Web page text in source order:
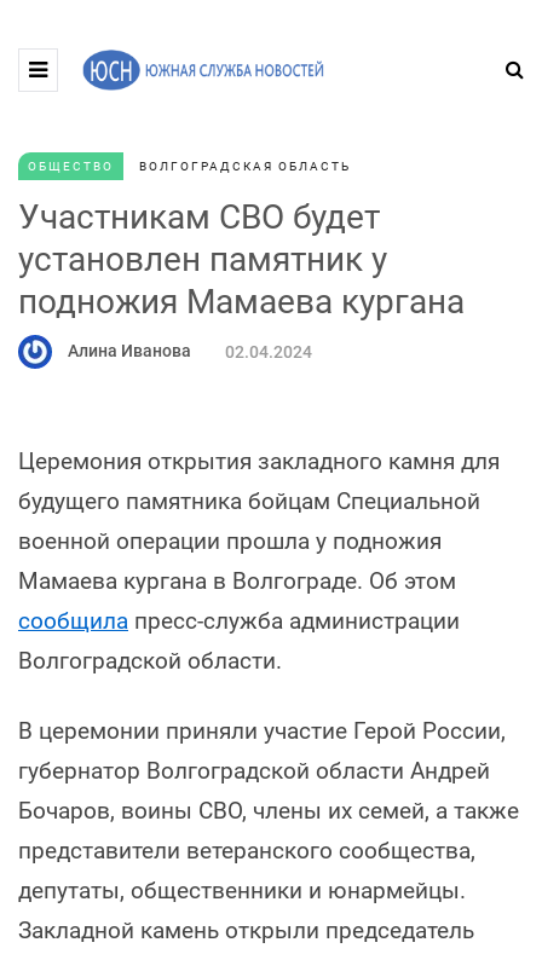
ОБЩЕСТВО ВОЛГОГРАДСКАЯ ОБЛАСТЬ
Участникам СВО будет
установлен памятник у
подножия Мамаева кургана
Алина Иванова 02.04.2024
Церемония открытия закладного камня для
будущего памятника бойцам Специальной
военной операции прошла у подножия
Мамаева кургана в Волгограде. Об этом
сообщила пресс-служба администрации
Волгоградской области.
В церемонии приняли участие Герой России,
губернатор Волгоградской области Андрей
Бочаров, воины СВО, члены их семей, а также
представители ветеранского сообщества,
депутаты, общественники и юнармейцы.
Закладной камень открыли председатель